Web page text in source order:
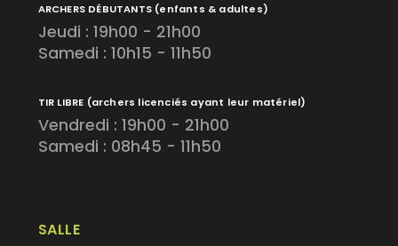
SALLE
ARCHERS DÉBUTANTS (enfants & adultes)
Jeudi : 19h00 - 21h00
Samedi : 10h15 - 11h50
TIR LIBRE (archers licenciés ayant leur matériel)
Vendredi : 19h00 - 21h00
Samedi : 08h45 - 11h50